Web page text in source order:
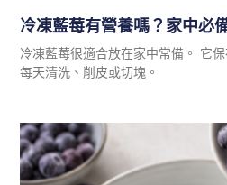
冷凍藍莓很適合放在家中常備。 它
每天清洗、削皮或切塊。